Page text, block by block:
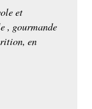
et
, gourmande
en